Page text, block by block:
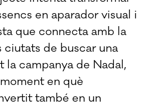
en aparador visual i
que connecta amb la
de buscar una
la campanya de Nadal,
en què
també en un